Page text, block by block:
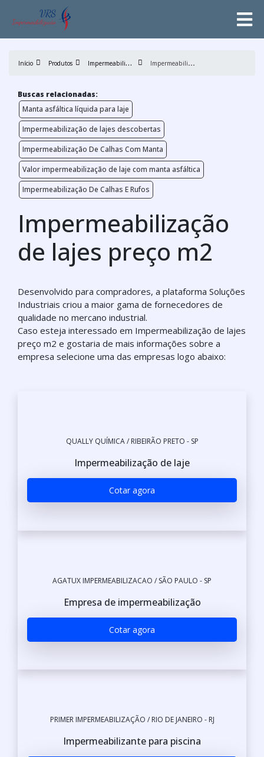
Início Produtos I
mpermeabilização de lajes I
mpermeabilização de lajes preço m2
Buscas relacionadas:
Manta asfáltica líquida para laje
Impermeabilização de lajes descobertas
Impermeabilização De Calhas Com Manta
Valor impermeabilização de laje com manta asfáltica
Impermeabilização De Calhas E Rufos
Impermeabilização
de lajes preço m2
Desenvolvido para compradores, a plataforma Soluções
Industriais criou a maior gama de fornecedores de
qualidade no mercano industrial.
Caso esteja interessado em Impermeabilização de lajes
preço m2 e gostaria de mais informações sobre a
empresa selecione uma das empresas logo abaixo:
QUALLY QUÍMICA / RIBEIRÃO PRETO - SP
Impermeabilização de laje
Cotar agora
AGATUX IMPERMEABILIZACAO / SÃO PAULO - SP
Empresa de impermeabilização
Cotar agora
PRIMER IMPERMEABILIZAÇÃO / RIO DE JANEIRO - RJ
Impermeabilizante para piscina